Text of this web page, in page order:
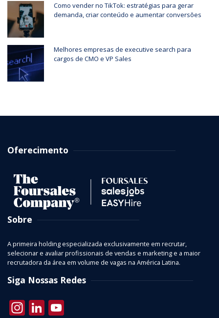
Como vender no TikTok: estratégias para gerar
demanda, criar conteúdo e aumentar conversões
Melhores empresas de executive search para
cargos de CMO e VP Sales
Oferecimento
Sobre
A primeira holding especializada exclusivamente em recrutar,
selecionar e avaliar profissionais de vendas e marketing e a maior
recrutadora da área em volume de vagas na América Latina.
Siga Nossas Redes
Instagram
LinkedIn